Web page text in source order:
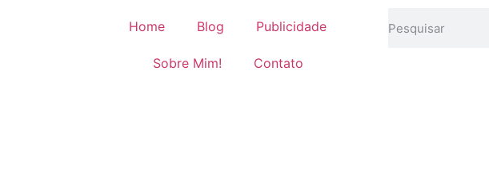
Home Blog Publicidade
Sobre Mim! Contato